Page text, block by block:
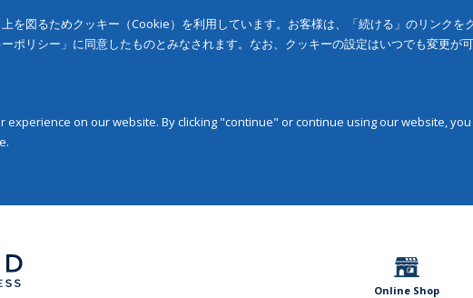
を図るためクッキー（Cookie）を利用しています。お客様は、「続ける」のリンクを
ポリシー」に同意したものとみなされます。なお、クッキーの設定はいつでも変更が可
experience on our website. By clicking "continue" or continue using our website,
Online Shop